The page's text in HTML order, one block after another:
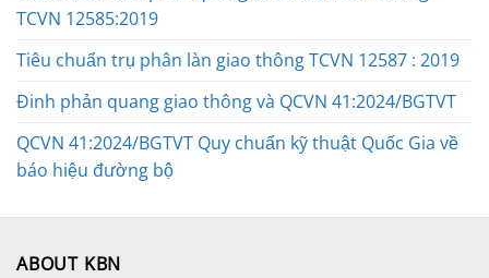
TCVN 12585:2019
Tiêu chuẩn trụ phân làn giao thông TCVN 12587 : 2019
Đinh phản quang giao thông và QCVN 41:2024/BGTVT
QCVN 41:2024/BGTVT Quy chuẩn kỹ thuật Quốc Gia về
báo hiệu đường bộ
ABOUT KBN